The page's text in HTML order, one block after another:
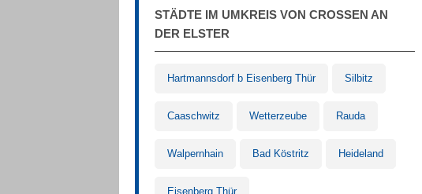
STÄDTE IM UMKREIS VON CROSSEN AN
DER ELSTER
Hartmannsdorf b Eisenberg Thür Silbitz
Caaschwitz Wetterzeube Rauda
Walpernhain Bad Köstritz Heideland
Eisenberg Thür